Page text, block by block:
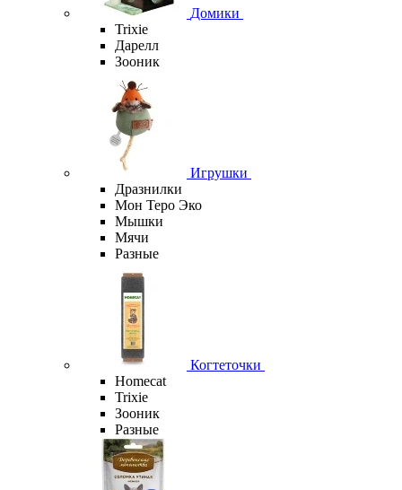
Домики
Trixie
Дарелл
Зооник
Игрушки
Дразнилки
Мон Теро Эко
Мышки
Мячи
Разные
Когтеточки
Homecat
Trixie
Зооник
Разные